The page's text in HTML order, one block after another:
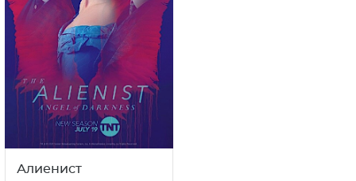
Шерлок
2